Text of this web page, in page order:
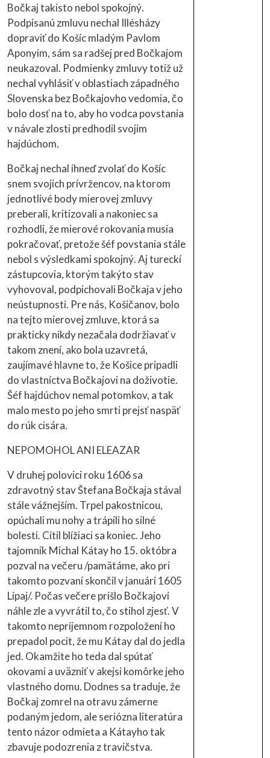
Bočkaj takisto nebol spokojný.
Podpísanú zmluvu nechal Illésházy
dopraviť do Košíc mladým Pavlom
Aponyim, sám sa radšej pred Bočkajom
neukazoval. Podmienky zmluvy totiž už
nechal vyhlásiť v oblastiach západného
Slovenska bez Bočkajovho vedomia, čo
bolo dosť na to, aby ho vodca povstania
v návale zlosti predhodil svojim
hajdúchom.
Bočkaj nechal ihneď zvolať do Košíc
snem svojich prívržencov, na ktorom
jednotlivé body mierovej zmluvy
preberali, kritizovali a nakoniec sa
rozhodli, že mierové rokovania musia
pokračovať, pretože šéf povstania stále
nebol s výsledkami spokojný. Aj tureckí
zástupcovia, ktorým takýto stav
vyhovoval, podpichovali Bočkaja v jeho
neústupnosti. Pre nás, Košičanov, bolo
na tejto mierovej zmluve, ktorá sa
prakticky nikdy nezačala dodržiavať v
takom znení, ako bola uzavretá,
zaujímavé hlavne to, že Košice pripadli
do vlastníctva Bočkajovi na doživotie.
Šéf hajdúchov nemal potomkov, a tak
malo mesto po jeho smrti prejsť naspäť
do rúk cisára.
NEPOMOHOL ANI ELEAZAR
V druhej polovici roku 1606 sa
zdravotný stav Štefana Bočkaja stával
stále vážnejším. Trpel pakostnicou,
opúchali mu nohy a trápili ho silné
bolesti. Cítil blížiaci sa koniec. Jeho
tajomník Michal Kátay ho 15. októbra
pozval na večeru /pamätáme, ako pri
takomto pozvaní skončil v januári 1605
Lipaj/. Počas večere prišlo Bočkajovi
náhle zle a vyvrátil to, čo stihol zjesť. V
takomto nepríjemnom rozpoložení ho
prepadol pocit, že mu Kátay dal do jedla
jed. Okamžite ho teda dal spútať
okovami a uväzniť v akejsi komôrke jeho
vlastného domu. Dodnes sa traduje, že
Bočkaj zomrel na otravu zámerne
podaným jedom, ale seriózna literatúra
tento názor odmieta a Kátayho tak
zbavuje podozrenia z travičstva.